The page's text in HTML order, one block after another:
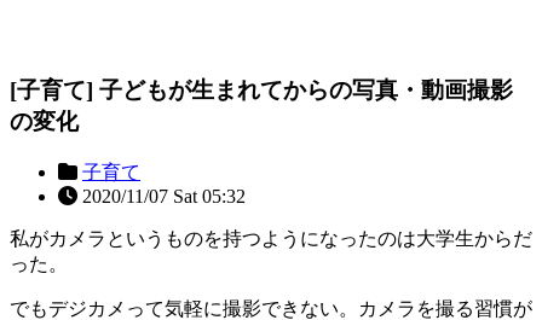
[子育て] 子どもが生まれてからの写真・動画撮影
の変化
子育て
2020/11/07 Sat 05:32
私がカメラというものを持つようになったのは大学生からだ
った。
でもデジカメって気軽に撮影できない。カメラを撮る習慣が